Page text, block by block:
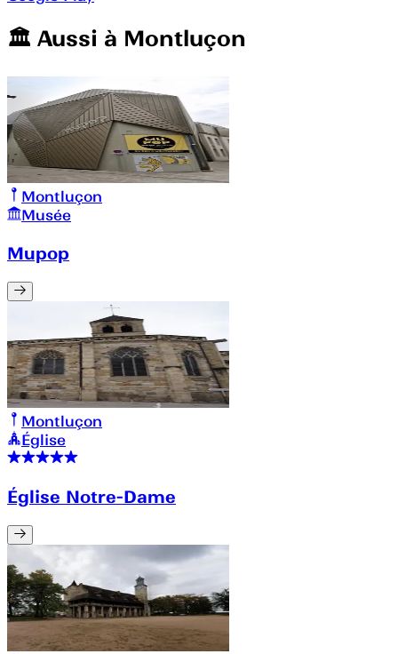
🏛️️ Aussi à Montluçon
Montluçon
Musée
Mupop
Montluçon
Église
Église Notre-Dame